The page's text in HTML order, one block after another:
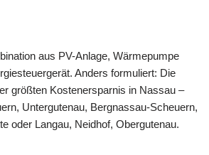
aus PV-Anlage, Wärmepumpe
Anders formuliert: Die
größten Kostenersparnis in Nassau –
Untergutenau, Bergnassau-Scheuern,
oder Langau, Neidhof, Obergutenau.